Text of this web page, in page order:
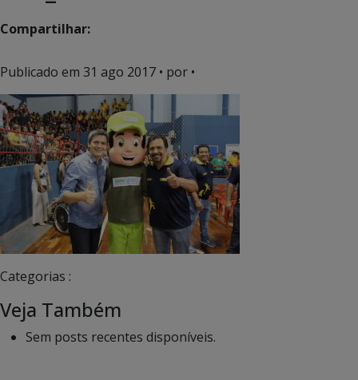
Compartilhar:
Publicado em 31 ago 2017 • por •
Categorias :
Veja Também
Sem posts recentes disponíveis.